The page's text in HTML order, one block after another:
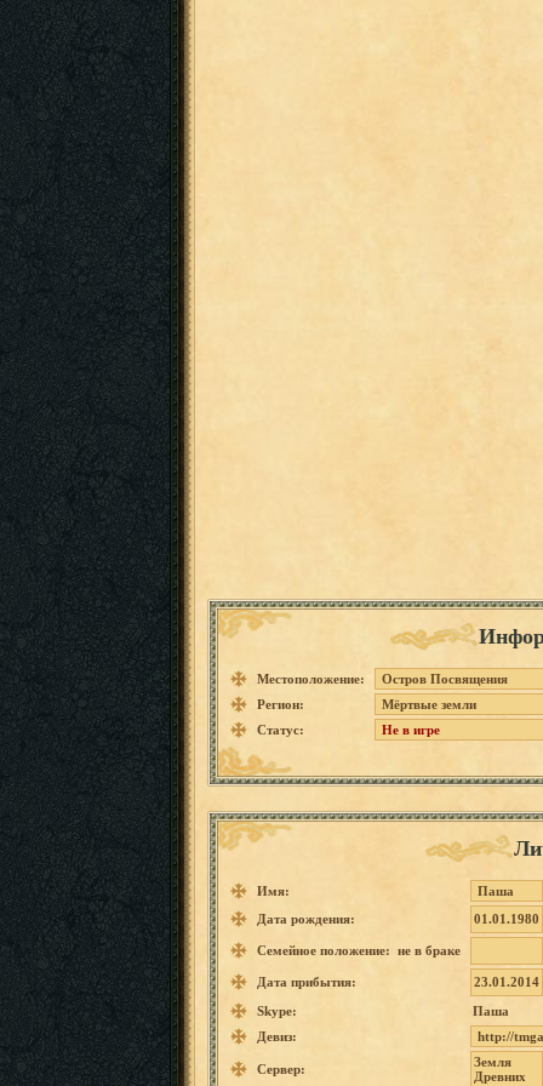
Местоположение:
Остров Посвящения
Регион:
Мёртвые земли
Статус:
Не в игре
Имя:
Паша
Дата рождения:
01.01.1980
Семейное положение: не в браке
Дата прибытия:
23.01.2014
Skype:
Паша
Девиз:
http://t
Сервер:
Земля
Древних